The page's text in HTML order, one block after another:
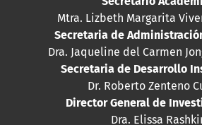
Mtra. Lizbeth Margarita
Secretaria de
Dra. Jaqueline del Carmen
Secretaria de Desarrollo
Dr. Roberto Zenteno
Director General de
Dra. Elissa